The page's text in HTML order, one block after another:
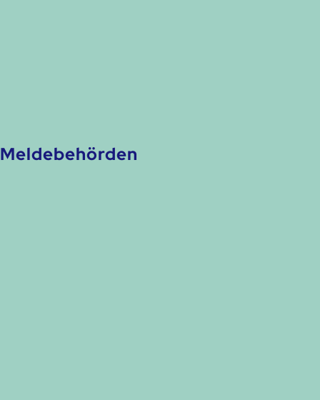
Meldebehörden